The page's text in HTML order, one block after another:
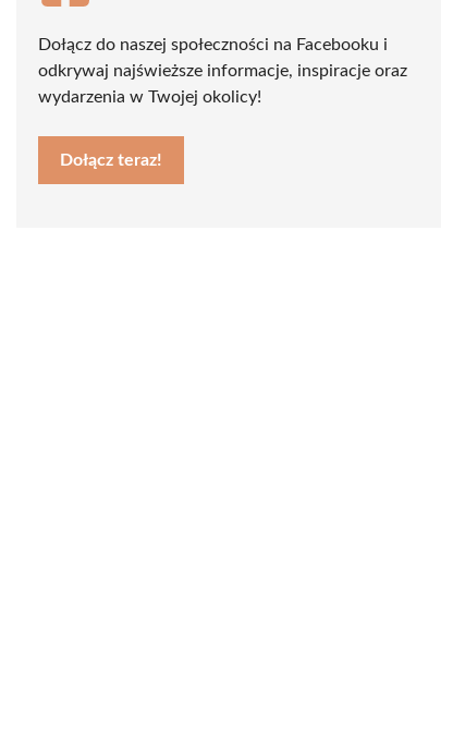
Dołącz do naszej społeczności na Facebooku i
odkrywaj najświeższe informacje, inspiracje oraz
wydarzenia w Twojej okolicy!
Dołącz teraz!